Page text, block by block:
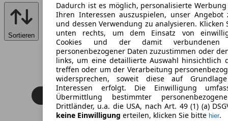
Dadurch ist es möglich, personalisierte
Ihren Interessen auszuspielen, unser Angebot
und dessen Verwendung zu analysieren. Klicken
unten rechts, um dem Einsatz von
Cookies und der damit verbundenen
personenbezogener Daten zuzustimmen oder
links, um eine detaillierte Auswahl hinsichtlich
treffen oder um der Verarbeitung
widersprechen, soweit diese auf
Interessen erfolgt. Die Einwilligung
Übermittlung bestimmter
Drittländer, u.a. die USA, nach Art. 49 (1) (a)
keine Einwilligung erteilen, klicken Sie bitte hier.
Sortieren